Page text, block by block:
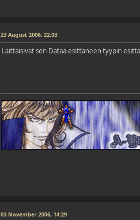
23 August 2006, 22:03
Laittaisivat sen Dataa esittäneen tyypin
03 November 2006, 14:29